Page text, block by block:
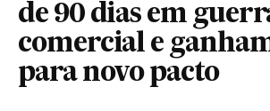
de 90 dias em
comercial e
para novo pacto